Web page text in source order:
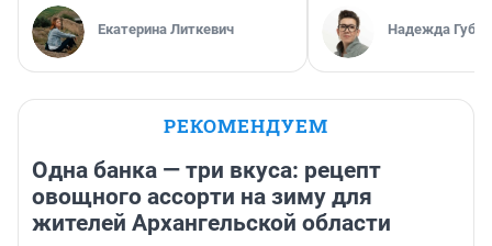
Екатерина Литкевич Надежда
РЕКОМЕНДУЕМ
Одна банка — три вкуса: рецепт
овощного ассорти на зиму для
жителей Архангельской области